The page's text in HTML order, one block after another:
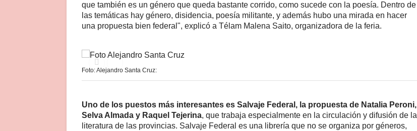
que también es un género que queda bastante corrido, como sucede con la poesía. Dentro de
las temáticas hay género, disidencia, poesía militante, y además hubo una mirada en hacer
una propuesta bien federal", explicó a Télam Malena Saito, organizadora de la feria.
Foto: Alejandro Santa Cruz:
Uno de los puestos más interesantes es Salvaje Federal, la propuesta de Natalia Peroni,
Selva Almada y Raquel Tejerina, que trabaja especialmente en la circulación y difusión de la
literatura de las provincias. Salvaje Federal es una librería que no se organiza por géneros,